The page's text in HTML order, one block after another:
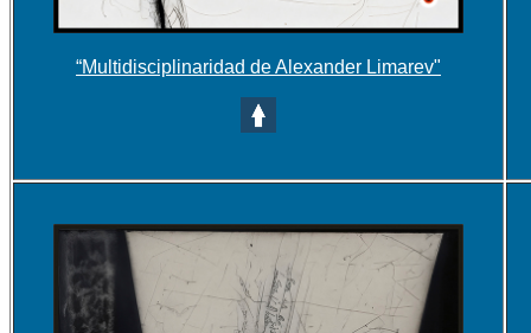
“Multidisciplinaridad de Alexander Limarev"